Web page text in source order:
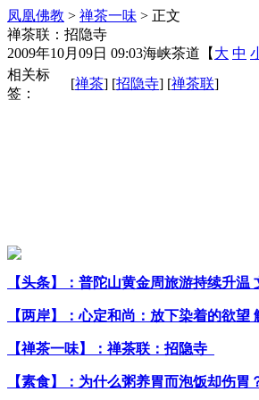
凤凰佛教 > 禅茶一味 > 正文
禅茶联：招隐寺
2009年10月09日 09:03海峡茶道 【 大 中
相关标
签：
[禅茶] [招隐寺] [禅茶联]
【头条】：普陀山黄金周旅游持续升温
【两岸】：心定和尚：放下染着的欲望
【禅茶一味】：禅茶联：招隐寺
【素食】：为什么粥养胃而泡饭却伤胃